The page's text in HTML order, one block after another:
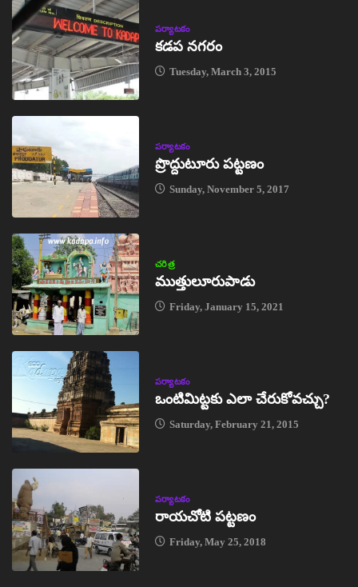
పర్యాటకం
కడప నగరం
Tuesday, March 3, 2015
పర్యాటకం
ప్రొద్దుటూరు పట్టణం
Sunday, November 5, 2017
చరిత్ర
ముత్తులూరుపాడు
Friday, January 15, 2021
పర్యాటకం
ఒంటిమిట్టకు ఎలా చేరుకోవచ్చు?
Saturday, February 21, 2015
పర్యాటకం
రాయచోటి పట్టణం
Friday, May 25, 2018